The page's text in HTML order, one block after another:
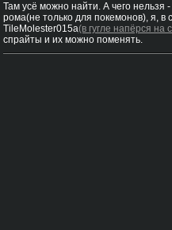
Там усё можно найти. А чего нельзя
рома(не только для покемонов), я, в
TileMolester015a(в гугле напёрся на
спрайты и их можно поменять.